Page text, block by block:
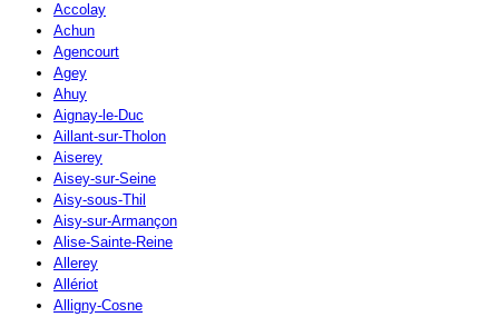
Accolay
Achun
Agencourt
Agey
Ahuy
Aignay-le-Duc
Aillant-sur-Tholon
Aiserey
Aisey-sur-Seine
Aisy-sous-Thil
Aisy-sur-Armançon
Alise-Sainte-Reine
Allerey
Allériot
Alligny-Cosne